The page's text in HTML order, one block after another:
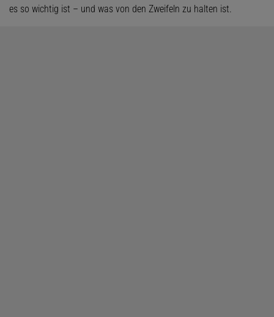
es so wichtig ist – und was von den Zweifeln zu halten ist.